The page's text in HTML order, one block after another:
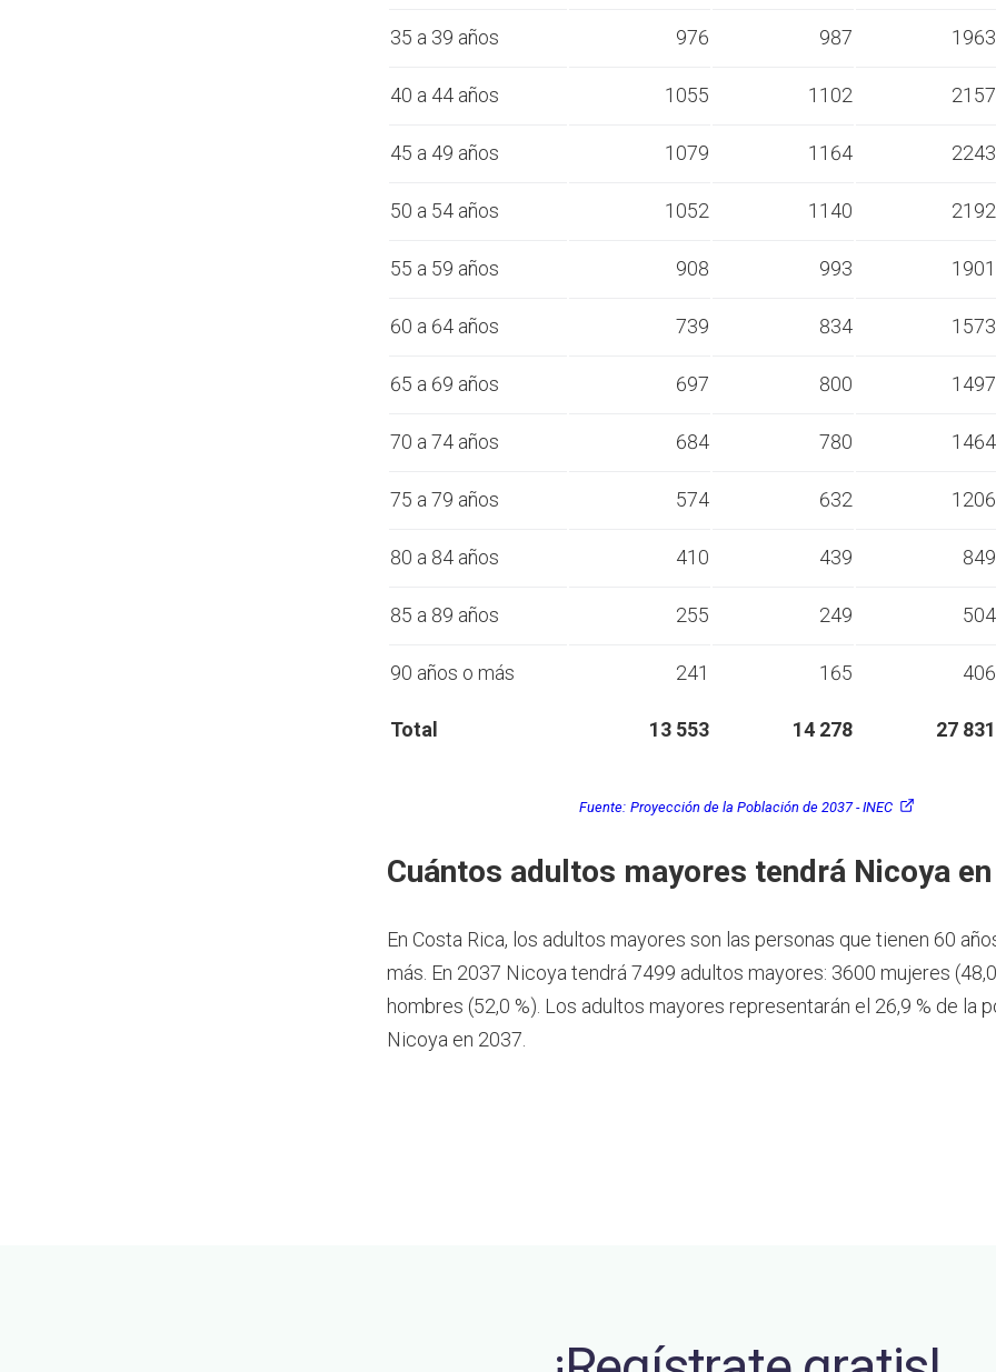
35 a 39 años 976 987 1963
40 a 44 años 1055 1102 2157
45 a 49 años 1079 1164 2243
50 a 54 años 1052 1140 2192
55 a 59 años 908 993 1901
60 a 64 años 739 834 1573
65 a 69 años 697 800 1497
70 a 74 años 684 780 1464
75 a 79 años 574 632 1206
80 a 84 años 410 439 849
85 a 89 años 255 249 504
90 años o más 241 165 406
Total 13 553 14 278 27 831
Fuente: Proyección de la Población de 2037 - INEC
Cuántos adultos mayores tendrá Nicoya
En Costa Rica, los adultos mayores son las personas que tienen 60
más. En 2037 Nicoya tendrá 7499 adultos mayores: 3600 mujeres
hombres (52,0 %). Los adultos mayores representarán el 26,9 % de la
Nicoya en 2037.